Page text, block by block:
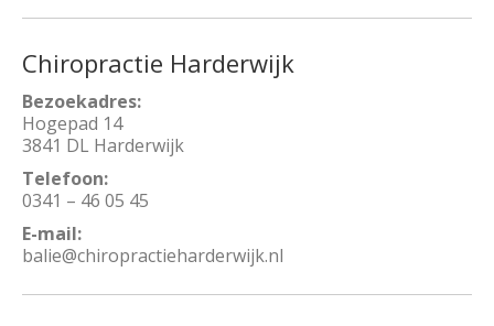
Chiropractie Harderwijk
Bezoekadres:
Hogepad 14
3841 DL Harderwijk
Telefoon:
0341 – 46 05 45
E-mail:
balie@chiropractieharderwijk.nl